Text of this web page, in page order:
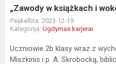
„Zawody w książkach i
Paskelbta: 2023-12-19
Kategorija: Ugdymas karjerai
Uczniowie 2b klasy wraz z
Miszkinis i p. A. Skrobocką,